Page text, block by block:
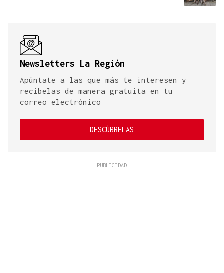
Newsletters La Región
Apúntate a las que más te interesen y
recíbelas de manera gratuita en tu
correo electrónico
DESCÚBRELAS